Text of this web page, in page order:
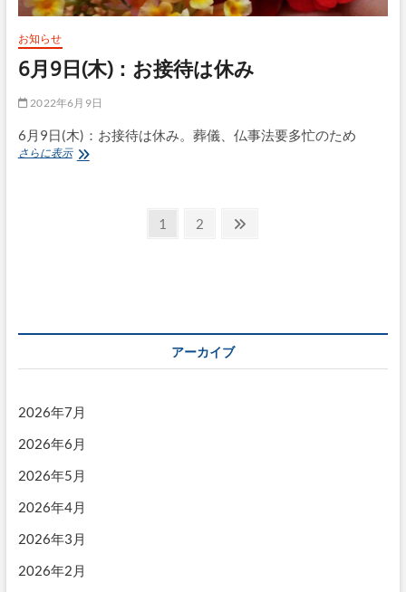
お知らせ
6月9日(木)：お接待は休み
2022年6月9日
6月9日(木)：お接待は休み。葬儀、仏事法要多忙のため
さらに表示6
ー
ジ
り
固1
固
2
アーカイブ
2026年7月
2026年6月
2026年5月
2026年4月
2026年3月
2026年2月